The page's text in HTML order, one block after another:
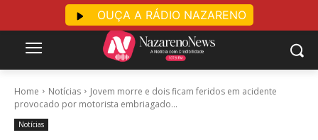
Home Notícias
Jovem morre e dois ficam feridos em acidente
provocado por motorista embriagado...
Notícias
OUÇA A RÁDIO NAZARENO